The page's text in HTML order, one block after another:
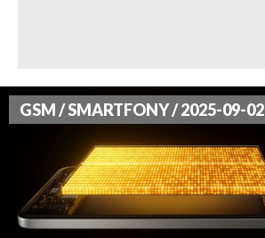
GSM / SMARTFONY / 2025-09-02